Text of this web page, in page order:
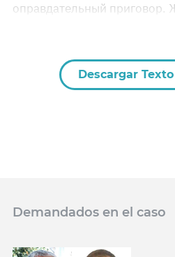
оправдательный приговор.
Descargar
Demandados en el caso